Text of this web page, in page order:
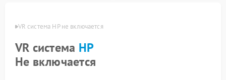
VR система HP не включается
VR система HP
Не включается